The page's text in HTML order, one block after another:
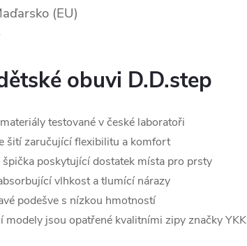
(EU)
obuvi D.D.step
testované v české laboratoři
šití zaručující flexibilitu a komfort
poskytující dostatek místa pro prsty
vlhkost a tlumící nárazy
podešve s nízkou hmotností
modely jsou opatřené kvalitními zipy značky YKK